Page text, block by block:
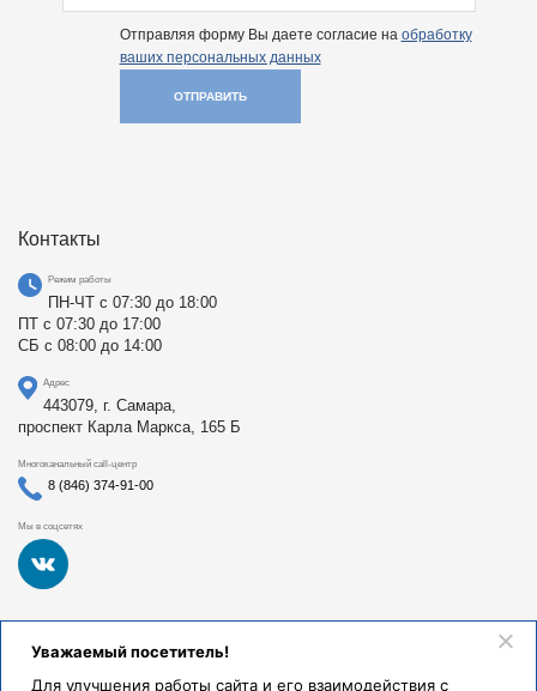
Отправляя форму Вы даете согласие на обработку
ваших персональных данных
ОТПРАВИТЬ
Контакты
Режим работы
ПН-ЧТ с 07:30 до 18:00
ПТ с 07:30 до 17:00
СБ с 08:00 до 14:00
Адрес
443079, г. Самара,
проспект Карла Маркса, 165 Б
Многоканальный call-центр
8 (846) 374-91-00
Мы в соцсетях
Федеральное государственное бюджетное образовательное
учреждение высшего образования «Самарский
Уважаемый посетитель!
Для улучшения работы сайта и его взаимодействия с